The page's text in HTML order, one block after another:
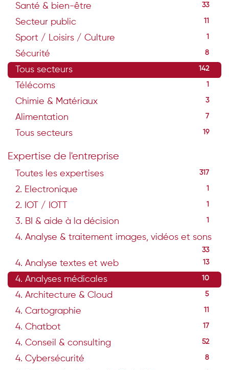
Santé & bien-être 33
Secteur public 11
Sport / Loisirs / Culture 1
Sécurité 8
Tous secteurs 142
Télécoms 1
Chimie & Matériaux 3
Alimentation 7
Tous secteurs 19
Expertise de l'entreprise
Toutes les expertises 317
2. Electronique 1
2. IOT / IOTT 1
3. BI & aide à la décision 1
4. Analyse & traitement images, vidéos et sons
33
4. Analyse textes et web 13
4. Analyses médicales 10
4. Architecture & Cloud 5
4. Cartographie
4. Chatbot 17
4. Conseil & consulting 52
4. Cybersécurité 8